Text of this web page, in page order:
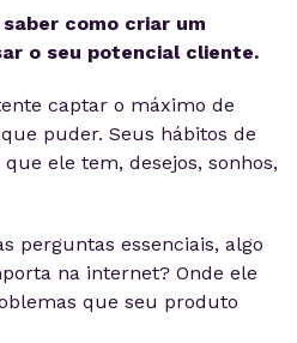
como criar um
o seu potencial cliente.
captar o máximo de
puder. Seus hábitos de
ele tem, desejos, sonhos,
perguntas essenciais, algo
na internet? Onde ele
que seu produto